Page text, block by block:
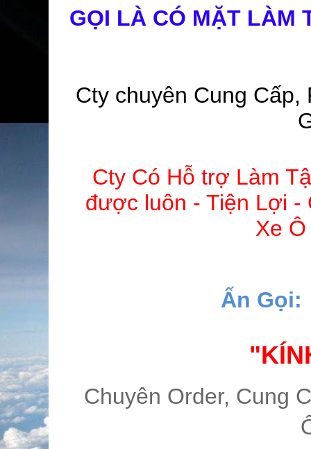
GỌI LÀ CÓ MẶT LÀM
Cty chuyên Cung
Cty Có Hỗ trợ Làm
được luôn - Tiện Lợi -
Xe
Ấn Gọi:
Chuyên Order, Cung